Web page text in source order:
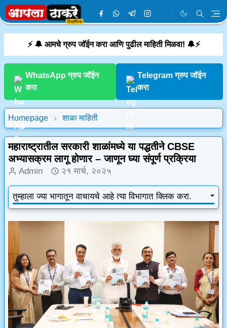
⚡ 🔔 आमचे ग्रुप जॉईन करा आणि पुढील माहिती मिळवा! 🔔⚡
WhatsApp ग्रुप जॉईन
करा
Telegram ग्रुप जॉईन
करा
Homepage शाळा माहिती
महाराष्ट्रातील सरकारी शाळांमध्ये या पद्धतीने CBSE
अभ्यासक्रम लागू होणार – जाणून घ्या संपूर्ण प्रक्रिया
Admin २१ मार्च, २०२५
तुम्हाला ज्या भागातून वाचायचे आहे त्या विभागात क्लिक करा.